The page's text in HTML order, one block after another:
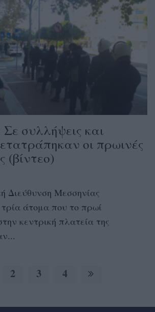
συλλήψεις και
οι πρωινές
(βίντεο)
Διεύθυνση Μεσσηνίας
άτομα που το πρωί
κεντρική πλατεία της
2 3 4